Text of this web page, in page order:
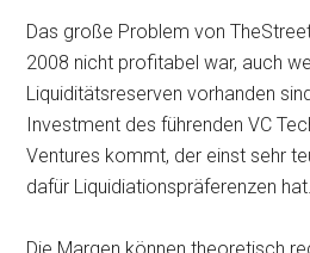
Das große Problem von
2008 nicht profitabel war, auch
Liquiditätsreserven vorhanden
Investment des führenden VC
Ventures kommt, der einst sehr
dafür Liquidiationspräferenzen hat.